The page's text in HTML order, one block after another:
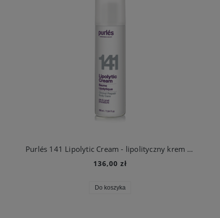
Purlés 141 Lipolytic Cream - lipolityczny krem do ciała 200 ml
136,00 zł
Do koszyka